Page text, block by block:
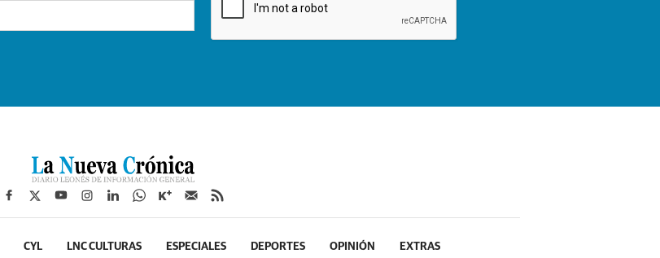
CYL LNC CULTURAS ESPECIALES DEPORTES OPINIÓN EXTRAS